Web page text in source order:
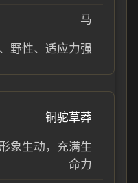
马
野性、适应力强
铜驼草莽
象生动，充满生
命力